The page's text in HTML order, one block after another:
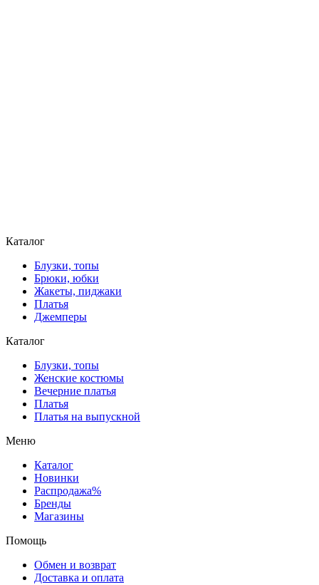
Каталог
Блузки, топы
Брюки, юбки
Жакеты, пиджаки
Платья
Джемперы
Каталог
Блузки, топы
Женские костюмы
Вечерние платья
Платья
Платья на выпускной
Меню
Каталог
Новинки
Распродажа%
Бренды
Магазины
Помощь
Обмен и возврат
Доставка и оплата